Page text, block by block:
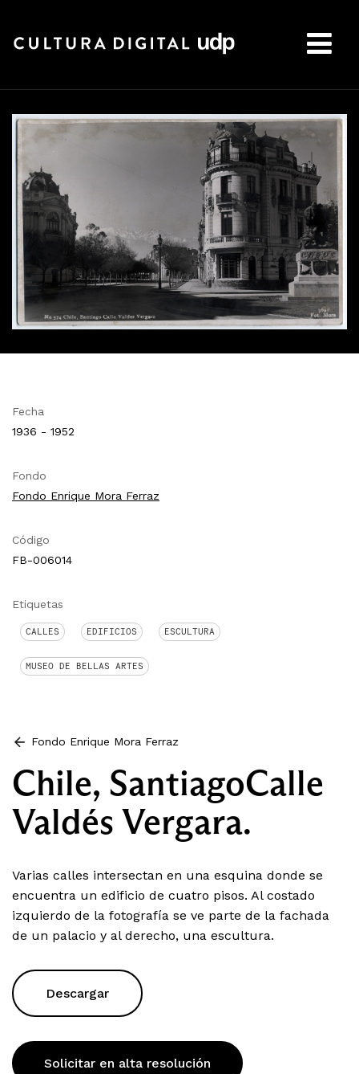
Fecha
1936 - 1952
Fondo
Fondo Enrique Mora Ferraz
Código
FB-006014
Etiquetas
CALLES EDIFICIOS ESCULTURA
MUSEO DE BELLAS ARTES
Fondo Enrique Mora Ferraz
Chile, SantiagoCalle
Valdés Vergara.
Varias calles intersectan en una esquina donde se
encuentra un edificio de cuatro pisos. Al costado
izquierdo de la fotografía se ve parte de la fachada
de un palacio y al derecho, una escultura.
Descargar
Solicitar en alta resolución